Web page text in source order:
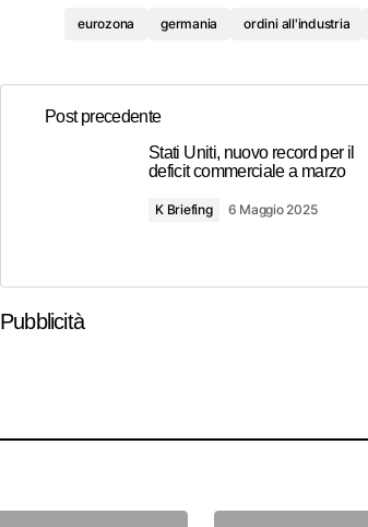
eurozona germania ordini all'industria
Post precedente
Stati Uniti, nuovo record per il
deficit commerciale a marzo
K Briefing 6 Maggio 2025
Pubblicità